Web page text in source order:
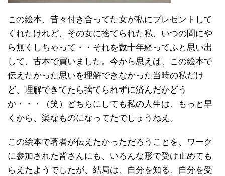
この絵本、昔々付き合ってた女が私にプレゼントして
くれたけれど、その女に捨てられた私、いつの間にや
ら無くしちゃって・・それを数十年経ってふと思い出
して、古本で買いました。今から思えば、この絵本で
伝えたかった思いを理解できなかった当時の私だけ
ど、理解できてたら捨てられずに済んだかどう
か・・・（笑）どちらにしても私の人生は、もっと早
くから、楽なものになってたでしょうねえ。
この絵本で著者が伝えたかっただろうことを、ワーク
に参加された皆さんにも、いろんな形で受け止めても
らえたようでしたが、結局は、自分を知る、自分を受